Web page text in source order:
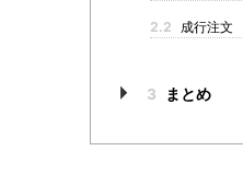
2.2 成行注文
3 まとめ